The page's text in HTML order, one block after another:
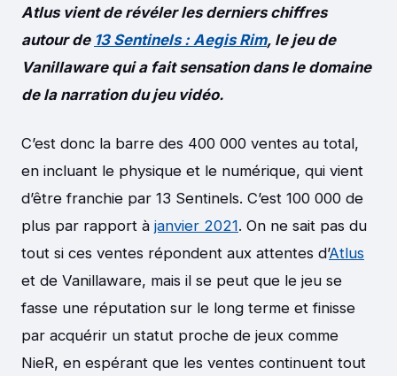
Atlus vient de révéler les derniers chiffres
autour de 13 Sentinels : Aegis Rim, le jeu de
Vanillaware qui a fait sensation dans le domaine
de la narration du jeu vidéo.
C’est donc la barre des 400 000 ventes au total,
en incluant le physique et le numérique, qui vient
d’être franchie par 13 Sentinels. C’est 100 000 de
plus par rapport à janvier 2021. On ne sait pas du
tout si ces ventes répondent aux attentes d’Atlus
et de Vanillaware, mais il se peut que le jeu se
fasse une réputation sur le long terme et finisse
par acquérir un statut proche de jeux comme
NieR, en espérant que les ventes continuent tout